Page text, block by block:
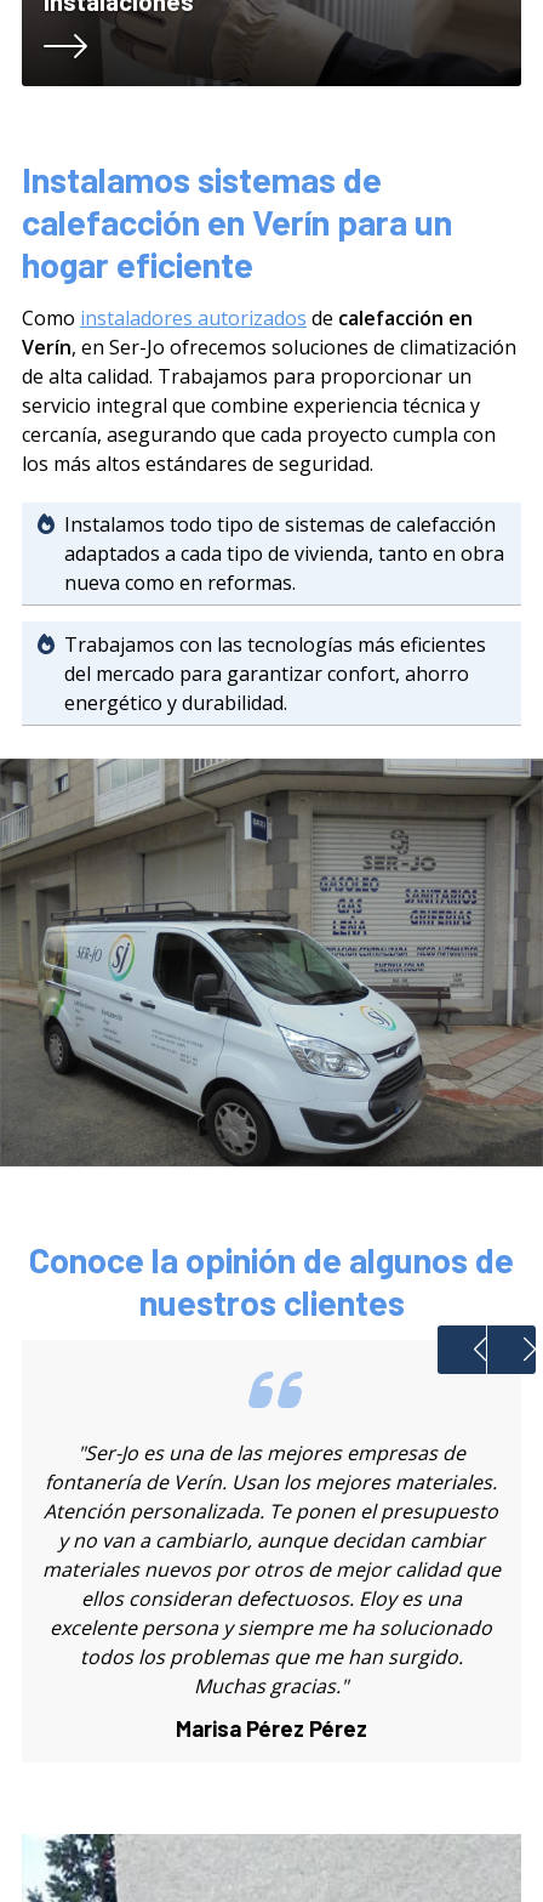
Instalamos sistemas de
calefacción en Verín para un
hogar eficiente
Como instaladores autorizados de calefacción en
Verín, en Ser-Jo ofrecemos soluciones de climatización
de alta calidad. Trabajamos para proporcionar un
servicio integral que combine experiencia técnica y
cercanía, asegurando que cada proyecto cumpla con
los más altos estándares de seguridad.
Instalamos todo tipo de sistemas de calefacción
adaptados a cada tipo de vivienda, tanto en obra
nueva como en reformas.
Trabajamos con las tecnologías más eficientes
del mercado para garantizar confort, ahorro
energético y durabilidad.
Conoce la opinión de algunos de
nuestros clientes
Juan José Blasco Muñoz
"Unos grandes profesionales y excelentes
personas. Nos han hecho diversas intervenciones
en la caldera de calefacción, sanitarios, fontanería
y saneamiento. Los recomiendo al cien por cien."